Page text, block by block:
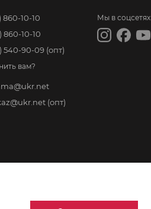
860-10-10
860-10-10
540-90-09 (опт)
вам?
(опт)
Мы в соцсетях